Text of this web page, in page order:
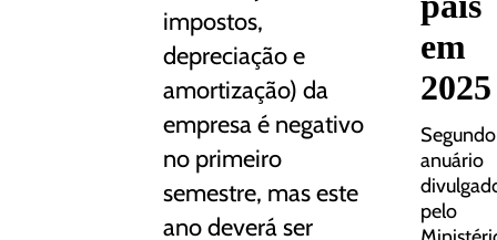
impostos,
depreciação e
amortização) da
empresa é negativo
no primeiro
semestre, mas este
ano deverá ser
em
2025
Segundo
anuário
pelo